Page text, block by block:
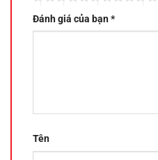
Đánh giá của bạn*
Tên